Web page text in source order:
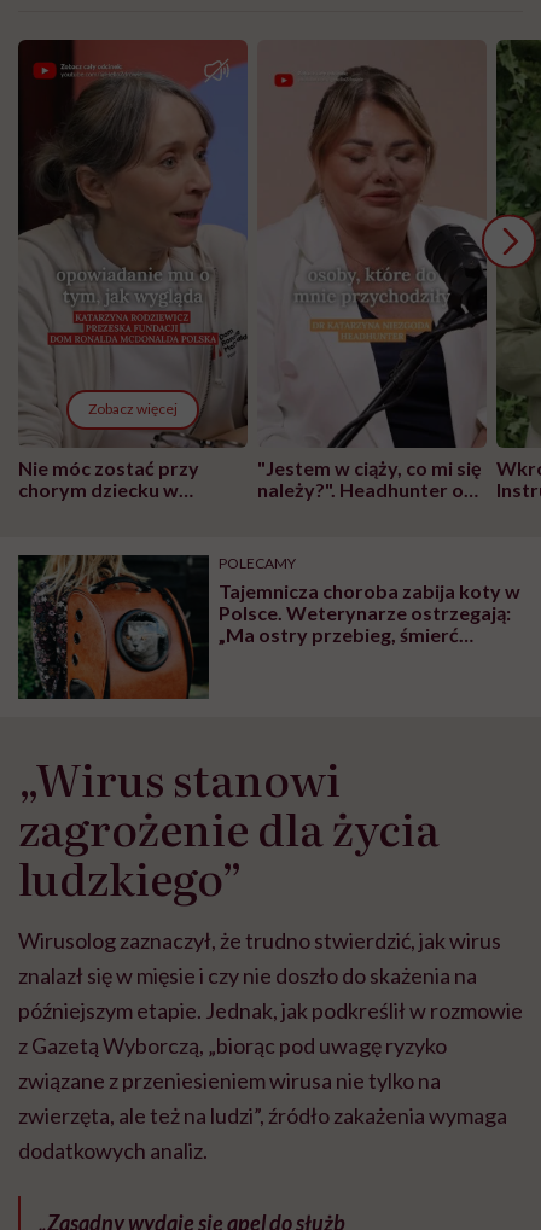
Zobacz więcej
Nie móc zostać przy
chorym dziecku w
może chyba tylko
głupota i brak
wyobraźni"
"Jestem w ciąży, co mi się
należy?". Headhunter o
pracy
POLECAMY
Tajemnicza choroba zabija koty w
Polsce. Weterynarze ostrzegają:
„Ma ostry przebieg, śmierć
„Wirus stanowi
zagrożenie dla życia
ludzkiego”
Wirusolog zaznaczył, że trudno stwierdzić, jak wirus
znalazł się w mięsie i czy nie doszło do skażenia na
późniejszym etapie. Jednak, jak podkreślił w rozmowie
z Gazetą Wyborczą, „biorąc pod uwagę ryzyko
związane z przeniesieniem wirusa nie tylko na
zwierzęta, ale też na ludzi”, źródło zakażenia wymaga
dodatkowych analiz.
„Zasadny wydaje się apel do służb